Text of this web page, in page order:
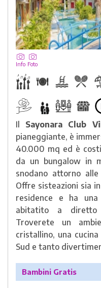
Info Foto
Il Sayonara Club
pianeggiante, è
40.000 mq ed è
da un bungalow in
snodano attorno
Offre sisteazioni sia
residence e ha
abitatito a
Troverete un
cristallino, una
Sud e tanto
Bambini Gratis